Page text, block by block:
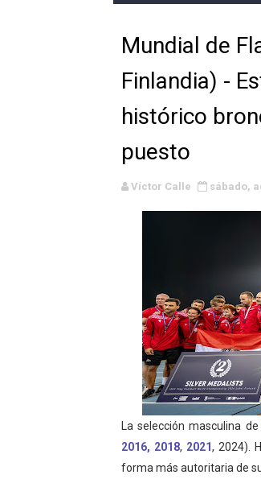
WWE
EFA y
Grandes
Mundial
Máxima
Mundial
Raquel
Mundial de
Finlandia) -
histórico
puesto
Víctor Calle sábado,
La selección masculina de
2016, 2018, 2021, 2024).
forma más autoritaria de